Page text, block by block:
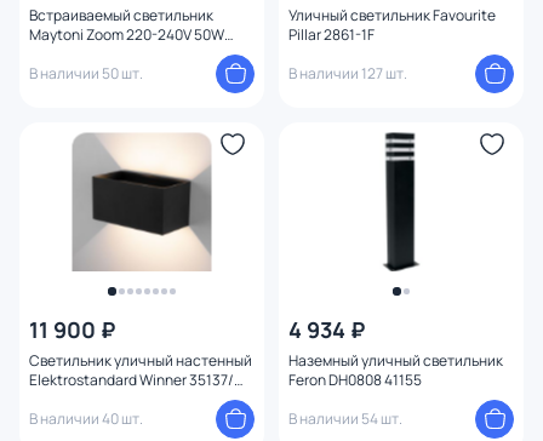
Встраиваемый светильник
Maytoni Zoom 220-240V 50W
В наличии 50 шт.
Уличный светильник Favourite
Pillar 2861-1F
В наличии 127 шт.
11 900 ₽
Светильник уличный настенный
Elektrostandard Winner 35137/W
В наличии 40 шт.
4 934 ₽
Наземный уличный светильник
Feron DH0808 41155
В наличии 54 шт.